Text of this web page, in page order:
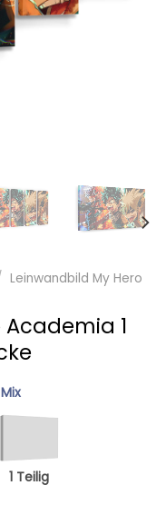
Leinwandbild My Hero
1
1 Teilig